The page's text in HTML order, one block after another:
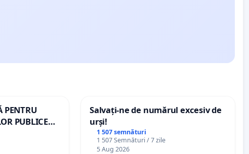
PENTRU
PUBLICE
ROMÂNIA
Salvați-ne de numărul excesiv de
urși!
1 507 semnături
1 507 Semnături / 7 zile
5 Aug 2026